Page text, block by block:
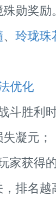
勋奖
、 玲珑珠
优化
胜利时
凝元；
获得的
排名